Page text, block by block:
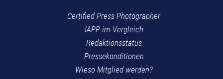
Certified Press Photographer
IAPP im Vergleich
Redaktionsstatus
Pressekonditionen
Wieso Mitglied werden?